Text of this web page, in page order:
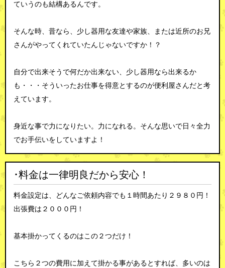
ていうのも結構あるんです。
そんな時、昔なら、少し器用な友達や家族、または近所のお兄
さんがやってくれていたんじゃないですか！？
自分で出来そうで何だか出来ない、少し器用なら出来るか
も・・・そういったお仕事を得意とするのが便利屋さんだと考
えています。
身近な事で力になりたい。力になれる。そんな思いで日々全力
でお手伝いをしていますよ！
･料金は一律明良だから安心！
料金設定は、どんなご依頼内容でも１時間あたり２９８０円！
出張費は２０００円！
基本掛かってくるのはこの２つだけ！
こちら２つの費用に加えて掛かる事があるとすれば、多いのは